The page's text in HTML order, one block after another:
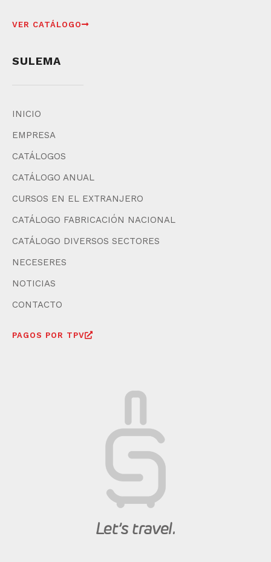
VER CATÁLOGO
SULEMA
INICIO
EMPRESA
CATÁLOGOS
CATÁLOGO ANUAL
CURSOS EN EL EXTRANJERO
CATÁLOGO FABRICACIÓN NACIONAL
CATÁLOGO DIVERSOS SECTORES
NECESERES
NOTICIAS
CONTACTO
PAGOS POR TPV